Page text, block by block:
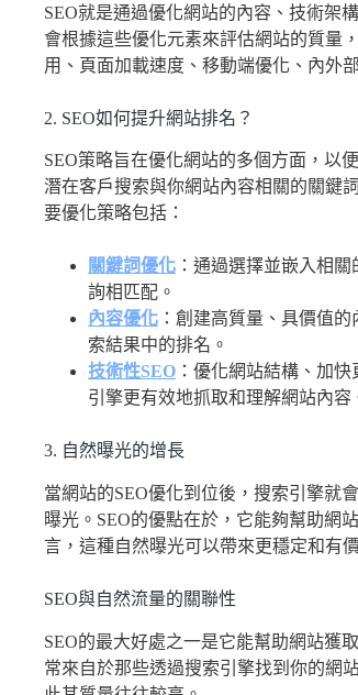
SEO就是通過優化網站的內容、技術架
會根據這些優化元素來評估網站的質量
用、頁面加載速度、移動端優化、內外
2. SEO如何提升網站排名？
SEO策略旨在優化網站的多個方面，以
潛在客戶搜索與你網站內容相關的關鍵
要優化策略包括：
關鍵詞優化 ：通過選擇並嵌入相
詢相匹配。
內容優化 ：創建高質量、具價值
索結果中的排名。
技術性SEO ：優化網站結構、加
引擎更有效地抓取和理解網站內容
3. 自然曝光的增長
當網站的SEO優化到位後，搜索引擎就
曝光。SEO的優點在於，它能夠幫助網
言，這種自然曝光可以帶來更穩定和有
SEO與自然流量的關聯性
SEO的最大好處之一是它能幫助網站獲取
常來自於那些透過搜索引擎找到你的網